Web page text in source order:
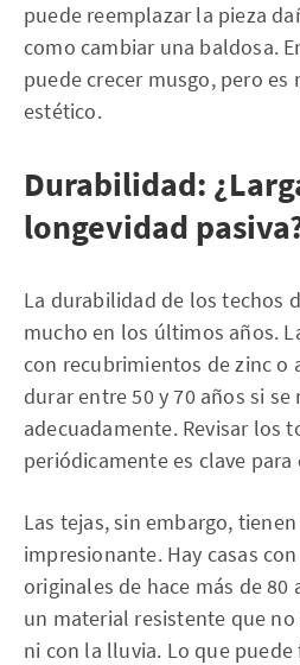
puede reemplazar la pieza
como cambiar una baldosa.
puede crecer musgo, pero es
estético.
Durabilidad:
longevidad
La durabilidad de los techos
mucho en los últimos años.
con recubrimientos de zinc o
durar entre 50 y 70 años si se
adecuadamente. Revisar los
periódicamente es clave
Las tejas, sin embargo,
impresionante. Hay casas
originales de hace más de 80
un material resistente que
ni con la lluvia. Lo que